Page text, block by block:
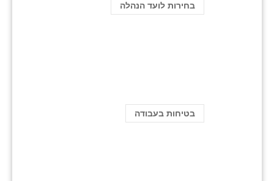
בחירות לועד הנהלה
בטיחות בעבודה